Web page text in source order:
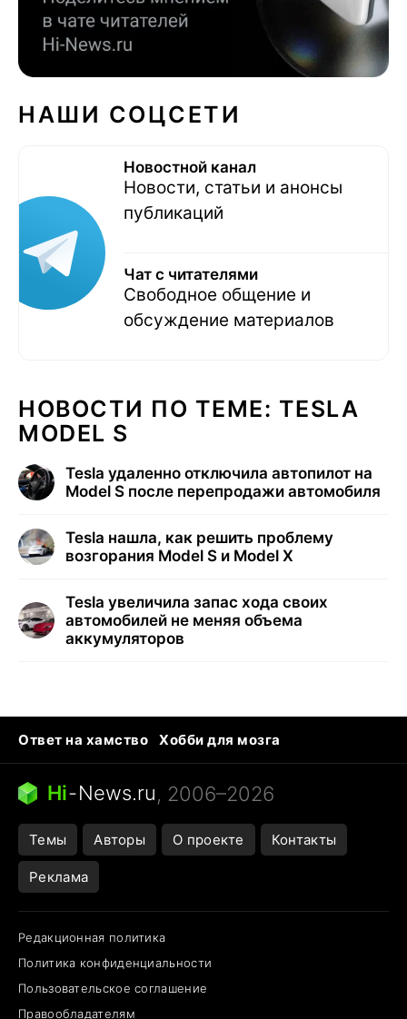
НАШИ СОЦСЕТИ
Новостной канал
Новости, статьи и анонсы
публикаций
Чат с читателями
Свободное общение и
обсуждение материалов
НОВОСТИ ПО ТЕМЕ: TESLA
MODEL S
Tesla удаленно отключила автопилот на
Model S после перепродажи автомобиля
Tesla нашла, как решить проблему
возгорания Model S и Model X
Tesla увеличила запас хода своих
автомобилей не меняя объема
аккумуляторов
Ответ на хамство
Хобби для мозга
Бензин 100 vs 95
Тунцы в океанариуме
Следующая пандемия
Hi-News.ru, 2006–2026
Темы Авторы О проекте Контакты
Реклама
Редакционная политика
Политика конфиденциальности
Пользовательское соглашение
Правообладателям